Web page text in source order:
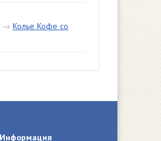
→ Колье Кофе со
Информация